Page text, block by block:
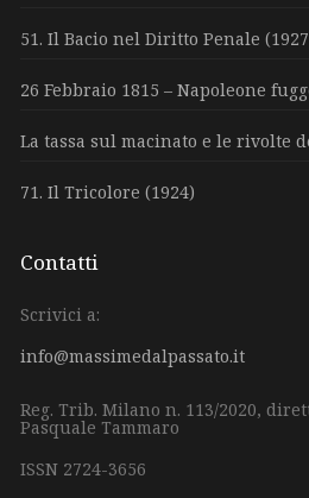
51. Il Bacio nel Diritto Penale
26 Febbraio 1815 – Napoleone
La tassa sul macinato e le rivolte
71. Il Tricolore (1924)
Contatti
Scrivici a:
info@massimedalpassato.it
Reg. Trib. Milano n. 113/2020,
Pasquale Tammaro
ISSN 2724-3656